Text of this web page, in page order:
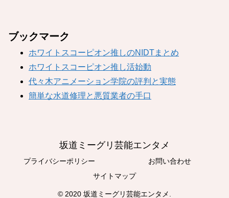
ブックマーク
ホワイトスコーピオン推しのNIDTまとめ
ホワイトスコーピオン推し活始動
代々木アニメーション学院の評判と実態
簡単な水道修理と悪質業者の手口
坂道ミーグリ芸能エンタメ
プライバシーポリシー
お問い合わせ
サイトマップ
© 2020 坂道ミーグリ芸能エンタメ.